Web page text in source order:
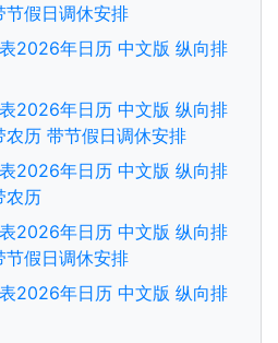
假日调休安排
2026年日历 中文版 纵向排
2026年日历 中文版 纵向排
历 带节假日调休安排
2026年日历 中文版 纵向排
农历
2026年日历 中文版 纵向排
假日调休安排
2026年日历 中文版 纵向排